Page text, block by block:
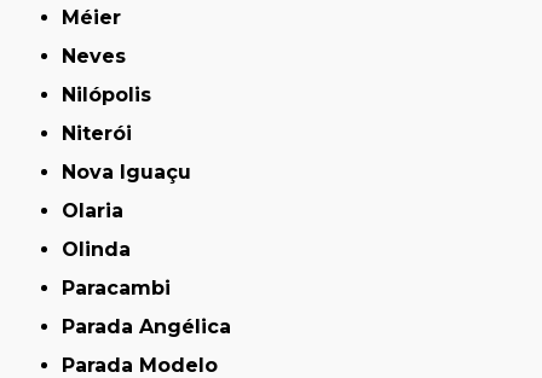
Méier
Neves
Nilópolis
Niterói
Nova Iguaçu
Olaria
Olinda
Paracambi
Parada Angélica
Parada Modelo